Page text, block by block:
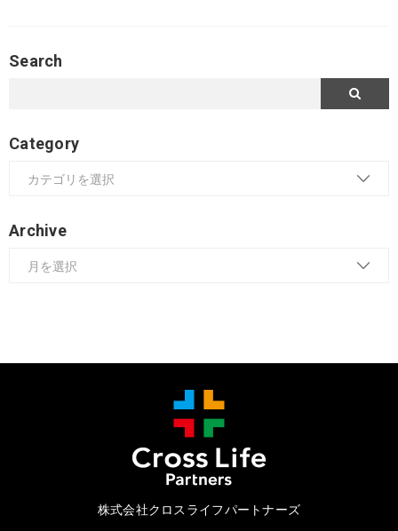
Search
Category
Archive
株式会社クロスライフパートナーズ